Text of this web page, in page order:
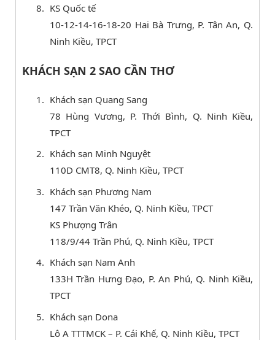
KS Quốc tế
10-12-14-16-18-20 Hai Bà Trưng, P. Tân An, Q.
Ninh Kiều, TPCT
KHÁCH SẠN 2 SAO CẦN THƠ
Khách sạn Quang Sang
78 Hùng Vương, P. Thới Bình, Q. Ninh Kiều,
TPCT
Khách sạn Minh Nguyệt
110D CMT8, Q. Ninh Kiều, TPCT
Khách sạn Phương Nam
147 Trần Văn Khéo, Q. Ninh Kiều, TPCT
KS Phượng Trân
118/9/44 Trần Phú, Q. Ninh Kiều, TPCT
Khách sạn Nam Anh
133H Trần Hưng Đạo, P. An Phú, Q. Ninh Kiều,
TPCT
Khách sạn Dona
Lô A TTTMCK – P. Cái Khế, Q. Ninh Kiều, TPCT